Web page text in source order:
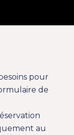
pour
de
au